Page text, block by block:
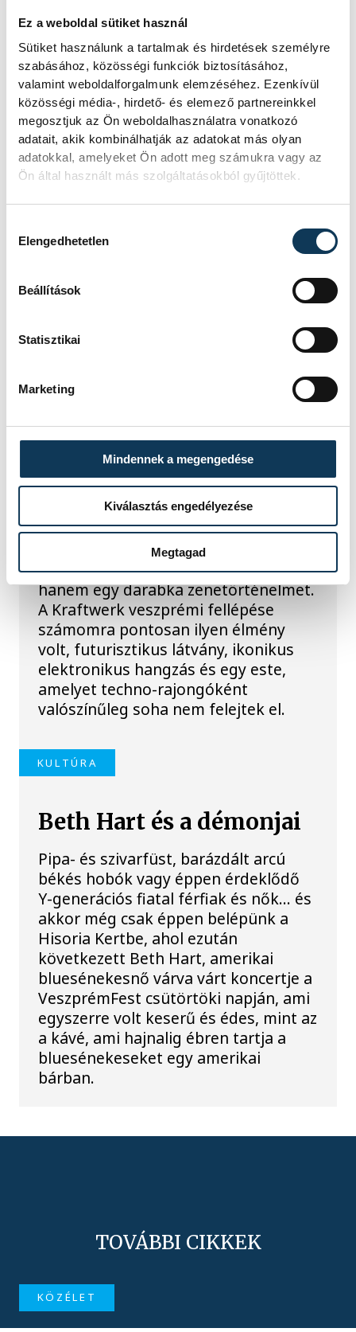
Ez a weboldal sütiket használ
Sütiket használunk a tartalmak és hirdetések személyre
szabásához, közösségi funkciók biztosításához,
valamint weboldalforgalmunk elemzéséhez. Ezenkívül
közösségi média-, hirdető- és elemező partnereinkkel
megosztjuk az Ön weboldalhasználatra vonatkozó
adatait, akik kombinálhatják az adatokat más olyan
adatokkal, amelyeket Ön adott meg számukra vagy az
Ön által használt más szolgáltatásokból gyűjtöttek.
Elengedhetetlen
Beállítások
Statisztikai
Marketing
Mindennek a megengedése
Kiválasztás engedélyezése
Megtagad
TOVÁBBI CIKKEK
Pink Martinivel
frissültünk a hőségben
színpadra a História kertben
zongorista zenekara, a Pink Martini.
KULTÚRA
A Kraftwerket nem elég
hallgatni, át kell élni!
Kevés koncert után érzi azt az ember,
hogy nem csupán egy előadást látott,
hanem egy darabka zenetörténelmet.
A Kraftwerk veszprémi fellépése
számomra pontosan ilyen élmény
volt, futurisztikus látvány, ikonikus
elektronikus hangzás és egy este,
amelyet techno-rajongóként
valószínűleg soha nem felejtek el.
KULTÚRA
Beth Hart és a démonjai
Pipa- és szivarfüst, barázdált arcú
békés hobók vagy éppen érdeklődő
Y-generációs fiatal férfiak és nők… és
akkor még csak éppen belépünk a
Hisoria Kertbe, ahol ezután
következett Beth Hart, amerikai
bluesénekesnő várva várt koncertje a
VeszprémFest csütörtöki napján, ami
egyszerre volt keserű és édes, mint az
a kávé, ami hajnalig ébren tartja a
bluesénekeseket egy amerikai
bárban.
TOVÁBBI CIKKEK
KÖZÉLET